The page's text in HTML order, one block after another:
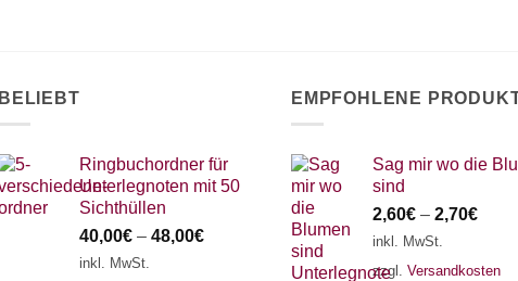
gewählt
BELIEBT
Ringbuchordner für
Unterlegnoten mit 50
Sichthüllen
40,00€ – 48,00€
inkl. MwSt.
EMPFOHLENE
Sag mir wo die
sind
2,60€ – 2,70€
inkl. MwSt.
zzgl. Versandkosten